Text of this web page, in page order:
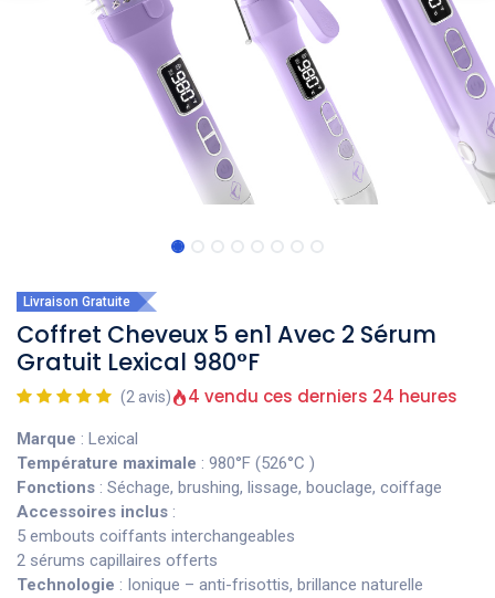
Livraison Gratuite
Coffret Cheveux 5 en1 Avec 2 Sérum
Gratuit Lexical 980°F
(2 avis) 4 vendu ces derniers 24 heures
Marque : Lexical
Température maximale : 980°F (526°C )
Fonctions : Séchage, brushing, lissage, bouclage, coiffage
Accessoires inclus :
5 embouts coiffants interchangeables
2 sérums capillaires offerts
Technologie : Ionique – anti-frisottis, brillance naturelle